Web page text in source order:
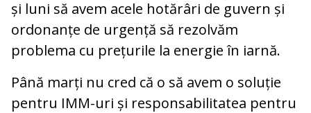
și luni să avem acele hotărâri de guvern și
ordonanțe de urgență să rezolvăm
problema cu prețurile la energie în iarnă.
Până marți nu cred că o să avem o soluție
pentru IMM-uri și responsabilitatea pentru